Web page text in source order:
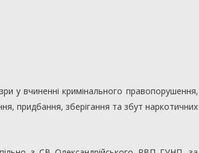
у вчиненні кримінального правопорушення,
придбання, зберігання та збут наркотичних